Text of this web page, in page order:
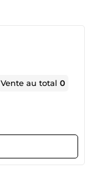
Vente au total0